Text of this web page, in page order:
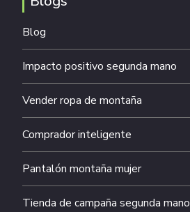
Blog
Impacto positivo segunda mano
Vender ropa de montaña
Comprador inteligente
Pantalón montaña mujer
Tienda de campaña segunda mano